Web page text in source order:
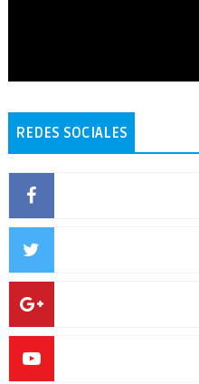
REDES SOCIALES